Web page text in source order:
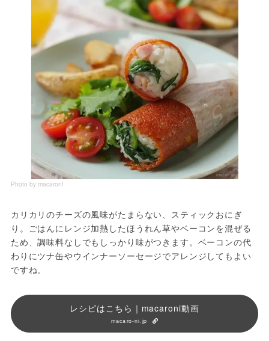
Photo by macaroni
カリカリのチーズの風味がたまらない、スティックおにぎ
り。ごはんにレンジ加熱したほうれん草やベーコンを混ぜる
ため、調味料なしでもしっかり味がつきます。ベーコンの代
わりにツナ缶やウインナーソーセージでアレンジしてもよい
ですね。
レシピはこちら｜macaroni動画
macaro-ni.jp